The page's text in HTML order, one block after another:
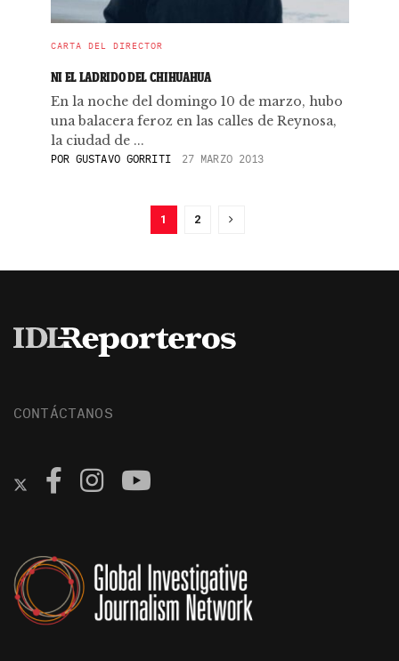
CARTA DEL DIRECTOR
NI EL LADRIDO DEL CHIHUAHUA
En la noche del domingo 10 de marzo, hubo
una balacera feroz en las calles de Reynosa,
la ciudad de ...
POR GUSTAVO GORRITI 27 MARZO 2013
1 2
CONTÁCTANOS